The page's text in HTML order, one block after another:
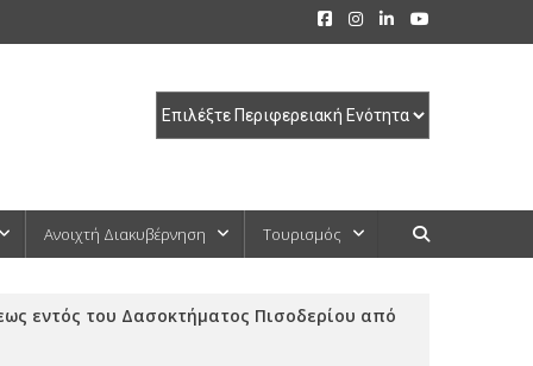
Ανοιχτή Διακυβέρνηση Τουρισμός
εντός του Δασοκτήματος Πισοδερίου από